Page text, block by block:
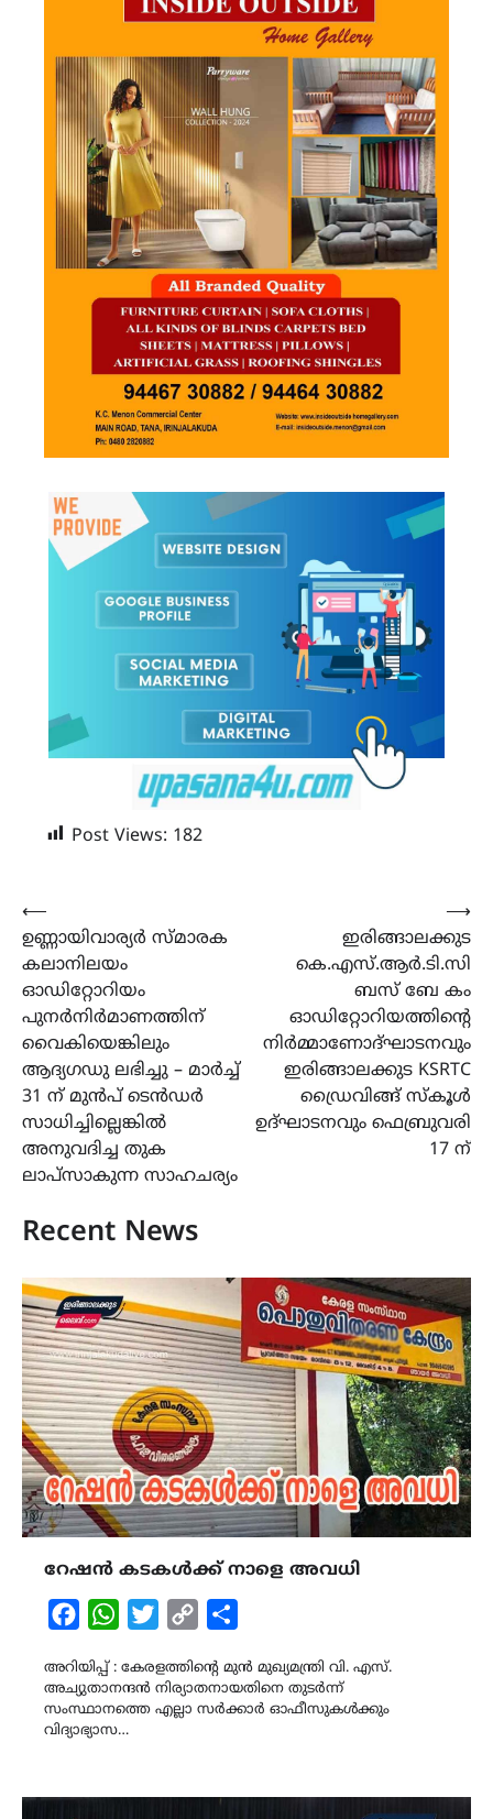
Post Views: 182
Post
navigation
⟵
ഉണ്ണായിവാര്യർ സ്മാരക
കലാനിലയം
ഓഡിറ്റോറിയം
പുനർനിർമാണത്തിന്
വൈകിയെങ്കിലും
ആദ്യഗഡു ലഭിച്ചു – മാർച്ച്
31 ന് മുൻപ് ടെൻഡർ
സാധിച്ചില്ലെങ്കിൽ
അനുവദിച്ച തുക
ലാപ്സാകുന്ന സാഹചര്യം
ഇരിങ്ങാലക്കുട
കെ.എസ്.ആർ.ടി.സി
ബസ് ബേ കം
ഓഡിറ്റോറിയത്തിന്റെ
നിർമ്മാണോദ്ഘാടനവും
ഇരിങ്ങാലക്കുട KSRTC
ഡ്രൈവിങ്ങ് സ്കൂൾ
ഉദ്ഘാടനവും ഫെബ്രുവരി
17 ന്
⟶
Recent News
റേഷൻ കടകൾക്ക് നാളെ അവധി
FacebookWhatsAppTwitterCopy
അറിയിപ്പ് : കേരളത്തിന്റെ മുൻ മുഖ്യമന്ത്രി വി. എസ്.
അച്യുതാനന്ദൻ നിര്യാതനായതിനെ തുടർന്ന്
സംസ്ഥാനത്തെ എല്ലാ സർക്കാർ ഓഫീസുകൾക്കും
വിദ്യാഭ്യാസ…